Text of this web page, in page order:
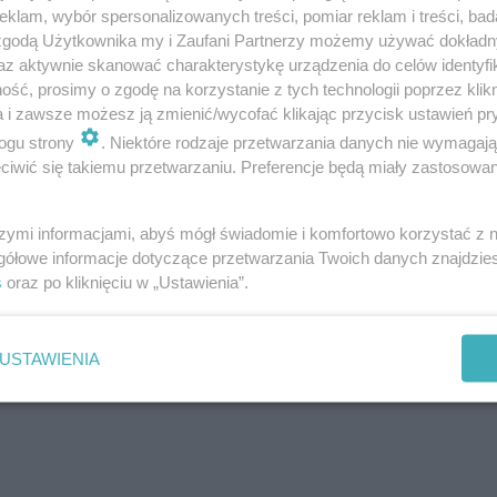
jest już trochę za niska i zwiększasz ryzyko
od dłuższego czasu. To nad czym
wspaniałą młodą kobietą, wysoką z pasją
takie wrażenie, że masz wsparcie mamy.
pedagoga szkolnego lub psychologa, aby
wybór spersonalizowanych treści, pomiar reklam i treści,
Użytkownika my i Zaufani Partnerzy możemy używać
aktywnie skanować charakterystykę urządzenia do celów
prosimy o zgodę na korzystanie z tych technologii poprzez
i zawsze możesz ją zmienić/wycofać klikając przycisk ustawień
strony
. Niektóre rodzaje przetwarzania danych nie
się takiemu przetwarzaniu. Preferencje będą miały
informacjami, abyś mógł świadomie i komfortowo korzystać z
informacje dotyczące przetwarzania Twoich danych
oraz po kliknięciu w „Ustawienia”.
USTAWIENIA